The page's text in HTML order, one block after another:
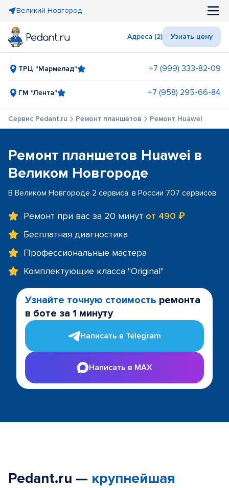
Великий Новгород
Адреса (2) Узнать цену
ТРЦ "Мармелад" +7 (999) 333-82-09
ГМ "Лента" +7 (958) 295-66-84
Сервис Pedant.ru Ремонт планшетов Ремонт Huawei
Ремонт планшетов Huawei в
Великом Новгороде
В Великом Новгороде 2 сервиса, в России 707 сервисов
Ремонт при вас за 20 минут от 490 ₽
Бесплатная диагностика
Профессиональные мастера
Комплектующие класса "Original"
Узнайте точную стоимость ремонта
в боте за 1 минуту
Написать в Telegram
Написать в MAX
Pedant.ru — крупнейшая